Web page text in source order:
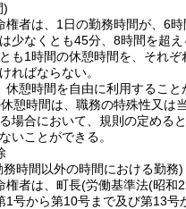
)
権者は、1日の勤務時間が、6
少なくとも45分、8時間を超
も1時間の休憩時間を、それぞ
ればならない。
休憩時間を自由に利用すること
憩時間は、職務の特殊性又は
場合において、規則の定める
いことができる。
時間以外の時間における勤務)
権者は、町長(労働基準法(昭和
1号から第10号まで及び第13号